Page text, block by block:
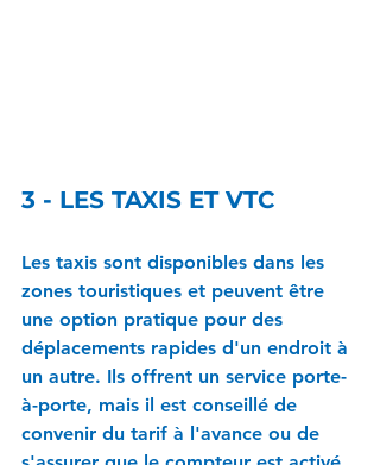
3 - LES TAXIS ET VTC
Les taxis sont disponibles dans les
zones touristiques et peuvent être
une option pratique pour des
déplacements rapides d'un endroit à
un autre. Ils offrent un service porte-
à-porte, mais il est conseillé de
convenir du tarif à l'avance ou de